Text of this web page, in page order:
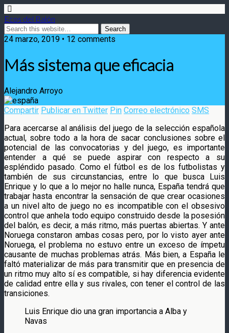
Ecos del Balón
24 marzo, 2019 • 12 comments
Más sistema que eficacia
Alejandro Arroyo
Compartir Publicar en Twitter Pin Correo electrónico SMS
Para acercarse al análisis del juego de la selección española
actual, sobre todo a la hora de sacar conclusiones sobre el
potencial de las convocatorias y del juego, es importante
entender a qué se puede aspirar con respecto a su
espléndido pasado. Como el fútbol es de los futbolistas y
también de sus circunstancias, entre lo que busca Luis
Enrique y lo que a lo mejor no halle nunca, España tendrá que
trabajar hasta encontrar la sensación de que crear ocasiones
a un nivel alto de juego no es incompatible con el obsesivo
control que anhela todo equipo construido desde la posesión
del balón, es decir, a más ritmo, más puertas abiertas. Y ante
Noruega constaron ambas cosas pero, por lo visto ayer ante
Noruega, el problema no estuvo entre un exceso de ímpetu
causante de muchas problemas atrás. Más bien, a España le
faltó materializar de más para transmitir que en presencia de
un ritmo muy alto sí es compatible, si hay diferencia evidente
de calidad entre ella y sus rivales, con tener el control de las
transiciones.
Luis Enrique dio una gran importancia a Alba y
Navas